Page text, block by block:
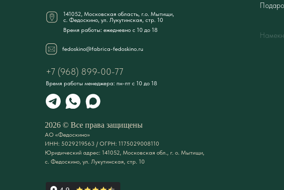
141052, Московская область, г.о. Мытищи,
с. Федоскино, ул. Лукутинская, стр. 10
+7 (968) 899-00-77
АО «Федоскино»
ИНН: 5029219563 / ОГРН: 1175029008110
Юридический адрес: 141052, Московская обл., г. о. Мытищи,
с. Федоскино, ул. Лукутинская, стр. 10
2026 © Все права защищены
Время работы: ежедневно с 10 до 18
Время работы менеджера: пн-пт с 10 до 18
fedoskino@fabrica-fedoskino.ru